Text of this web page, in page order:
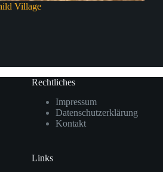
Village
Rechtliches
Impressum
Datenschutzerklärung
Kontakt
Links